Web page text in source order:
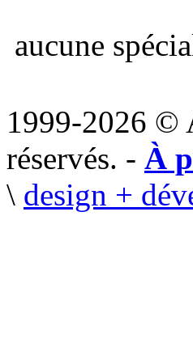
aucune
1999-2026 ©
réservés. - À
\ design +